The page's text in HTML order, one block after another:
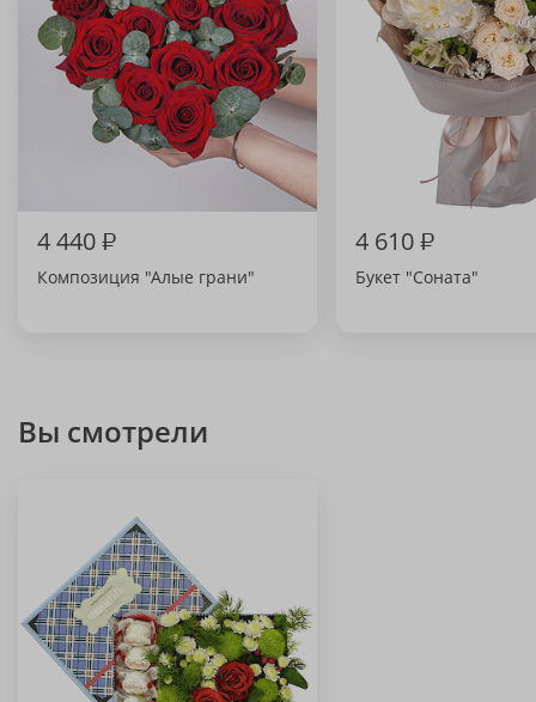
4 440₽
Композиция "Алые грани"
4 610₽
Букет "Соната"
Вы смотрели